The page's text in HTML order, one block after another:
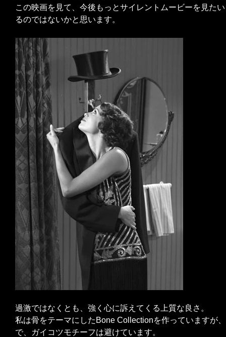
この映画を見て、今後もっとサイレントムービーを見た
るのではないかと思います。
過激ではなくとも、強く心に訴えてくる上質な良さ。
私は骨をテーマにしたBone Collectionを作っていますが
で、ガイコツモチーフは避けています。